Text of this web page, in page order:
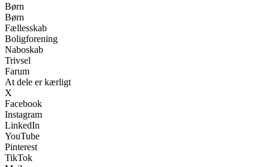
Børn
Børn
Fællesskab
Boligforening
Naboskab
Trivsel
Farum
At dele er kærligt
X
Facebook
Instagram
LinkedIn
YouTube
Pinterest
TikTok